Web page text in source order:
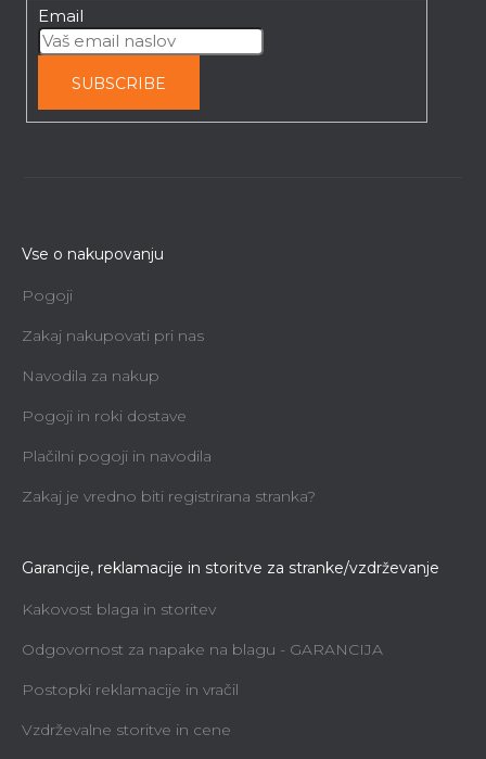
913,56 €
Delovna miza Premium 2
Email
SUBSCRIBE
Vse o nakupovanju
Pogoji
Zakaj nakupovati pri nas
Navodila za nakup
Pogoji in roki dostave
Plačilni pogoji in navodila
Zakaj je vredno biti registrirana stranka?
Garancije, reklamacije in storitve za stranke/vzdrževanje
Kakovost blaga in storitev
Odgovornost za napake na blagu - GARANCIJA
Postopki reklamacije in vračil
Vzdrževalne storitve in cene